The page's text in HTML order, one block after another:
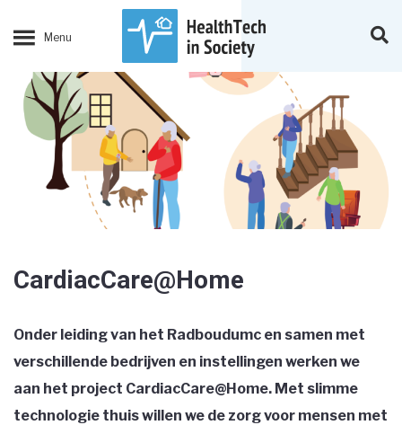
CardiacCare@Home
Onder leiding van het Radboudumc en samen met
verschillende bedrijven en instellingen werken we
aan het project CardiacCare@Home. Met slimme
technologie thuis willen we de zorg voor mensen met